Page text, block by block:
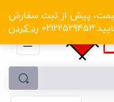
پیش از ثبت سفارش
رد کردن
کلیک کنید